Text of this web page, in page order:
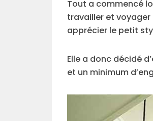
Tout a commencé
travailler et voyager
apprécier le petit
Elle a donc décidé
et un minimum